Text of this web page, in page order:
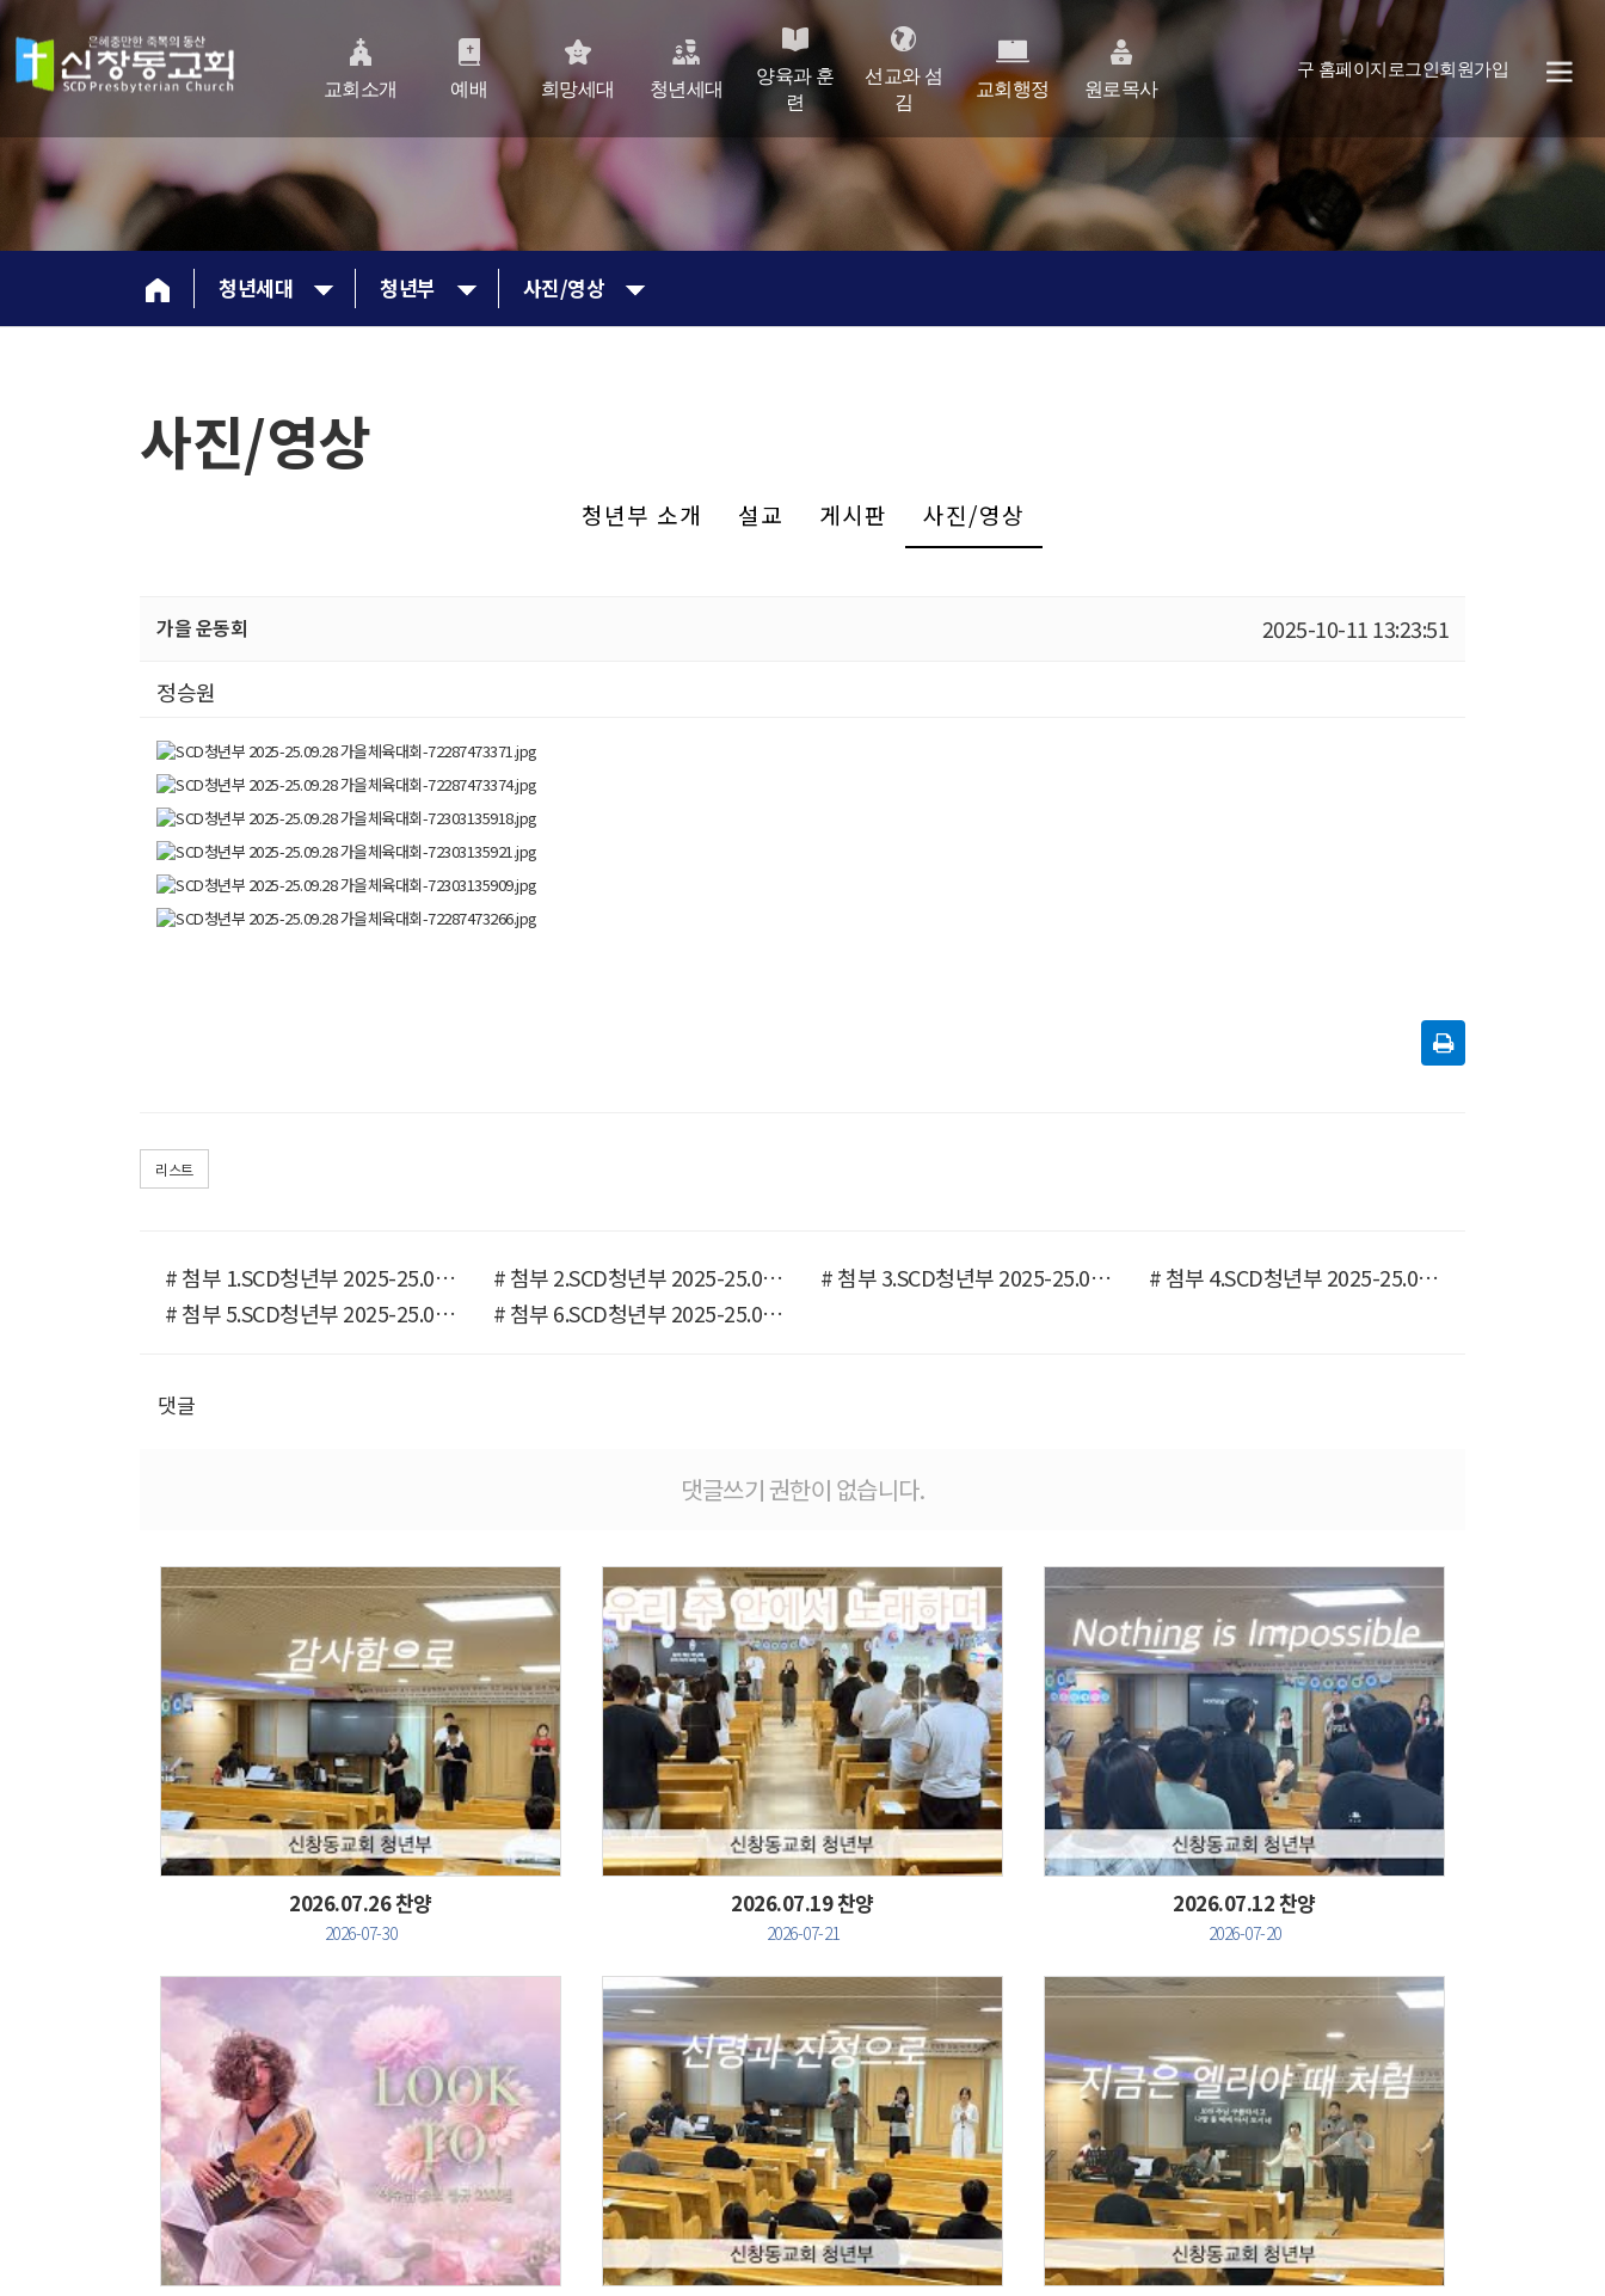
교회소개 예배 희망세대 청년세대
양육과 훈
련
선교와 섬
김
교회행정 원로목사
구 홈페이지 로그인회원가입
청년세대 청년부 사진/영상
사진/영상
청년부 소개 설교 게시판 사진/영상
가을 운동회 2025-10-11 13:23:51
정승원
리스트
# 첨부 1.SCD청년부 2025-25.09.28 가을체육대회-72287473266.jpg # 첨부 2.SCD청년부 2025-25.09.28 가을체육대회-72287473371.jpg # 첨부 3.SCD청년부 2025-25.09.28 가을체육대회-72287473374.jpg
# 첨부 4.SCD청년부 2025-25.09.28 가을체육대회-72303135909.jpg
# 첨부 5.SCD청년부 2025-25.09.28 가을체육대회-72303135918.jpg
# 첨부 6.SCD청년부 2025-25.09.28 가을체육대회-72303135921.jpg
댓글
댓글쓰기 권한이 없습니다.
Views
2026.07.26 찬양
2026-07-30
Views
2026.07.19 찬양
2026-07-21
Views
2026.07.12 찬양
2026-07-20
Views Views Views